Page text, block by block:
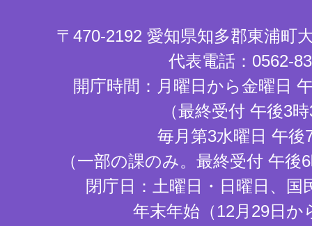
〒470-2192 愛知県知多郡東浦町
代表電話：0562-
開庁時間：月曜日から金曜日
（最終受付 午後3
毎月第3水曜日 午後
（一部の課のみ。最終受付 午
閉庁日：土曜日・日曜日、国
年末年始（12月29日か